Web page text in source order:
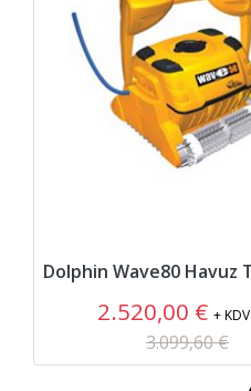
2.520,00 €+ KDV
3.099,60 €